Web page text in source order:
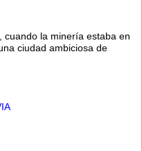
cuando la minería estaba en
ciudad ambiciosa de